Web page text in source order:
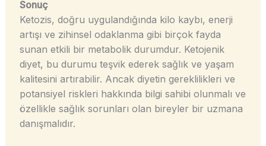
Sonuç
Ketozis, doğru uygulandığında kilo kaybı, enerji
artışı ve zihinsel odaklanma gibi birçok fayda
sunan etkili bir metabolik durumdur. Ketojenik
diyet, bu durumu teşvik ederek sağlık ve yaşam
kalitesini artırabilir. Ancak diyetin gereklilikleri ve
potansiyel riskleri hakkında bilgi sahibi olunmalı ve
özellikle sağlık sorunları olan bireyler bir uzmana
danışmalıdır.